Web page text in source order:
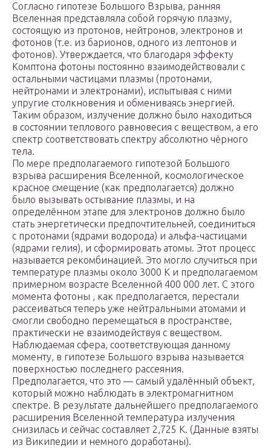
Согласно гипотезе Большого Взрыва, ранняя
Вселенная представляла собой горячую плазму,
состоящую из протонов, нейтронов, электронов и
фотонов (т.е. из барионов, одного из лептонов и
фотонов). Утверждается, что благодаря эффекту
Комптона фотоны постоянно взаимодействовали с
остальными частицами плазмы (протонами,
нейтронами и электронами), испытывая с ними
упругие столкновения и обмениваясь энергией.
Таким образом, излучение должно было находиться
в состоянии теплового равновесия с веществом, а его
спектр соответствовать спектру абсолютно чёрного
тела.
По мере предполагаемого гипотезой Большого
взрыва расширения Вселенной, космологическое
красное смещение (как предполагается) должно
было вызывать остывание плазмы, и на
определённом этапе для электронов должно было
стать энергетически предпочтительней, соединиться
с протонами (ядрами водорода) и альфа-частицами
(ядрами гелия), и сформировать атомы. Этот процесс
называется рекомбинацией. Это могло случиться при
температуре плазмы около 3000 К и предполагаемом
примерном возрасте Вселенной 400 000 лет. С этого
момента фотоны , как предполагается, перестали
рассеиваться теперь уже нейтральными атомами и
смогли свободно перемещаться в пространстве,
практически не взаимодействуя с веществом.
Наблюдаемая сфера, соответствующая данному
моменту, в гипотезе Большого взрыва называется
поверхностью последнего рассеяния.
Предполагается, что это — самый удалённый объект,
который можно наблюдать в электромагнитном
спектре. В результате дальнейшего предполагаемого
расширения Вселенной температура излучения
снизилась и сейчас составляет 2,725 К. (Данные взяты
из Википедии и немного доработаны).